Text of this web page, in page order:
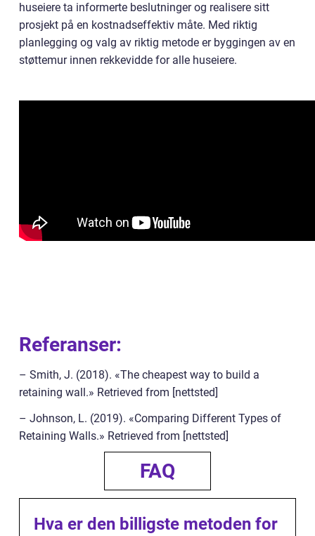
huseiere ta informerte beslutninger og realisere sitt
prosjekt på en kostnadseffektiv måte. Med riktig
planlegging og valg av riktig metode er byggingen av en
støttemur innen rekkevidde for alle huseiere.
Referanser:
– Smith, J. (2018). «The cheapest way to build a
retaining wall.» Retrieved from [nettsted]
– Johnson, L. (2019). «Comparing Different Types of
Retaining Walls.» Retrieved from [nettsted]
FAQ
Hva er den billigste metoden for